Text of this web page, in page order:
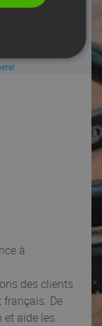
à
des clients
De
et aide les